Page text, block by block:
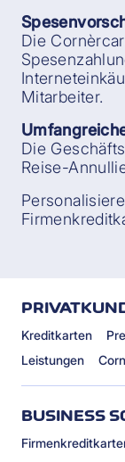
Die
Mitarbeiter.
Die
Reise-
Kreditkarten
Leistungen
BUSINESS